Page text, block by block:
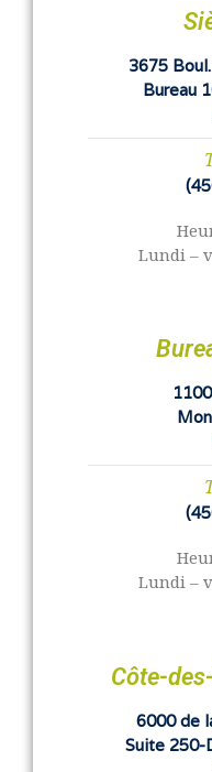
3675
Bureau
Lundi –
Lundi –
Côte-
6000 de
Suite 250-